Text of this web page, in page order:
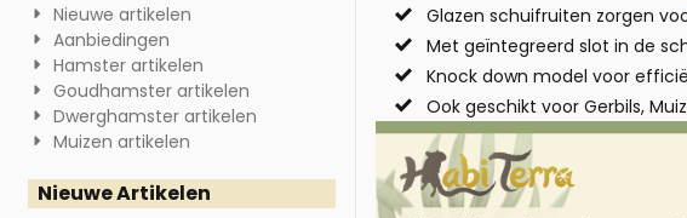
Nieuwe artikelen
Aanbiedingen
Hamster artikelen
Goudhamster artikelen
Dwerghamster artikelen
Muizen artikelen
Nieuwe Artikelen
Glazen schuifruiten zorgen
Met geïntegreerd slot in de
Knock down model voor
Ook geschikt voor Gerbils,